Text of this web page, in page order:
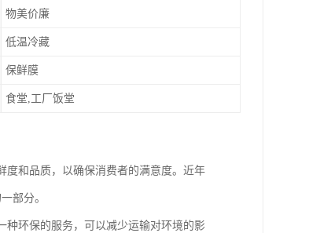
物美价廉
低温冷藏
保鲜膜
食堂,工厂饭堂
度和品质，以确保消费者的满意度。近年
部分。
种环保的服务，可以减少运输对环境的影